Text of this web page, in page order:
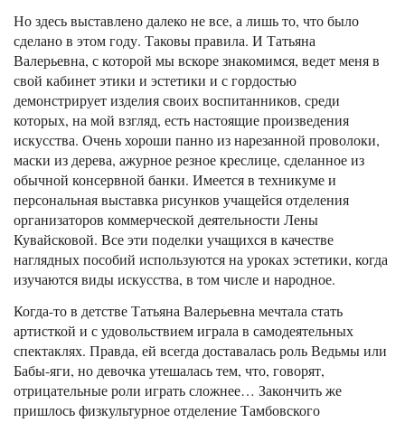
Но здесь выставлено далеко не все, а лишь то, что было
сделано в этом году. Таковы правила. И Татьяна
Валерьевна, с которой мы вскоре знакомимся, ведет меня в
свой кабинет этики и эстетики и с гордостью
демонстрирует изделия своих воспитанников, среди
которых, на мой взгляд, есть настоящие произведения
искусства. Очень хороши панно из нарезанной проволоки,
маски из дерева, ажурное резное креслице, сделанное из
обычной консервной банки. Имеется в техникуме и
персональная выставка рисунков учащейся отделения
организаторов коммерческой деятельности Лены
Кувайсковой. Все эти поделки учащихся в качестве
наглядных пособий используются на уроках эстетики, когда
изучаются виды искусства, в том числе и народное.
Когда-то в детстве Татьяна Валерьевна мечтала стать
артисткой и с удовольствием играла в самодеятельных
спектаклях. Правда, ей всегда доставалась роль Ведьмы или
Бабы-яги, но девочка утешалась тем, что, говорят,
отрицательные роли играть сложнее… Закончить же
пришлось физкультурное отделение Тамбовского